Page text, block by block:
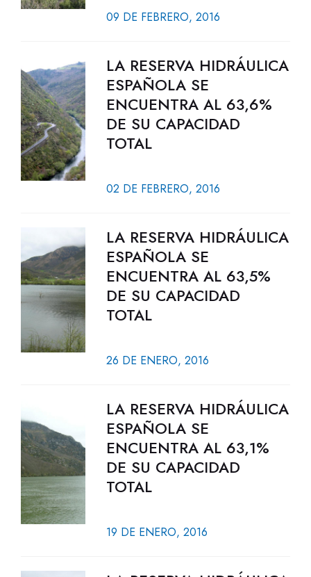
09 DE FEBRERO, 2016
LA RESERVA HIDRÁULICA
ESPAÑOLA SE
ENCUENTRA AL 63,6%
DE SU CAPACIDAD
TOTAL
02 DE FEBRERO, 2016
LA RESERVA HIDRÁULICA
ESPAÑOLA SE
ENCUENTRA AL 63,5%
DE SU CAPACIDAD
TOTAL
26 DE ENERO, 2016
LA RESERVA HIDRÁULICA
ESPAÑOLA SE
ENCUENTRA AL 63,1%
DE SU CAPACIDAD
TOTAL
19 DE ENERO, 2016